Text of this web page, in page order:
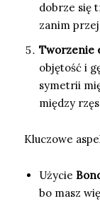
dobrze się
zanim
Tworzenie
objętość i
symetrii
między
Kluczowe
Użycie
bo masz